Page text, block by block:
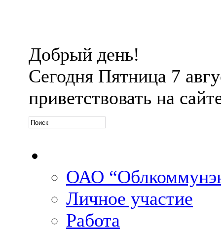
Добрый день!
Сегодня Пятница 7
приветствовать на
ОАО
Личное участие
Работа